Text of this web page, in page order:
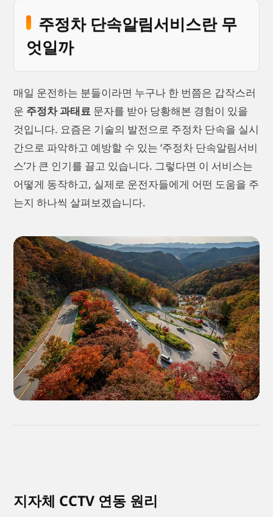
주정차 단속알림서비스란 무
엇일까
매일 운전하는 분들이라면 누구나 한 번쯤은 갑작스러
운 주정차 과태료 문자를 받아 당황해본 경험이 있을
것입니다. 요즘은 기술의 발전으로 주정차 단속을 실시
간으로 파악하고 예방할 수 있는 ‘주정차 단속알림서비
스’가 큰 인기를 끌고 있습니다. 그렇다면 이 서비스는
어떻게 동작하고, 실제로 운전자들에게 어떤 도움을 주
는지 하나씩 살펴보겠습니다.
지자체 CCTV 연동 원리